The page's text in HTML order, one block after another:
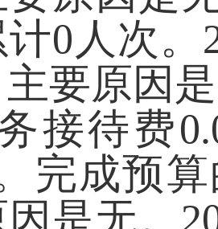
0 人次。
要原因
接待费
完成预
是无。